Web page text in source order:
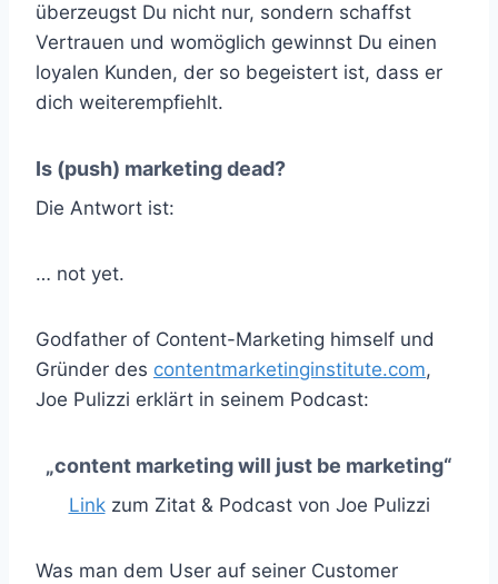
überzeugst Du nicht nur, sondern schaffst
Vertrauen und womöglich gewinnst Du einen
loyalen Kunden, der so begeistert ist, dass er
dich weiterempfiehlt.
Is (push) marketing dead?
Die Antwort ist:
… not yet.
Godfather of Content-Marketing himself und
Gründer des contentmarketinginstitute.com,
Joe Pulizzi erklärt in seinem Podcast:
„content marketing will just be marketing“
Linkzum Zitat & Podcast von Joe Pulizzi
Was man dem User auf seiner Customer